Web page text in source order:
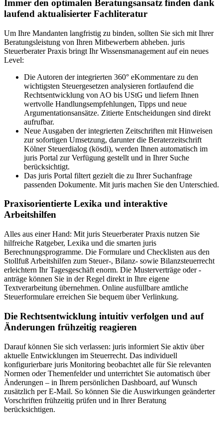
Immer den optimalen Beratungsansatz finden dank
laufend aktualisierter Fachliteratur
Um Ihre Mandanten langfristig zu binden, sollten Sie sich mit Ihrer
Beratungsleistung von Ihren Mitbewerbern abheben. juris
Steuerberater Praxis bringt Ihr Wissensmanagement auf ein neues
Level:
Die Autoren der integrierten 360° eKommentare zu den
wichtigsten Steuergesetzen analysieren fortlaufend die
Rechtsentwicklung von AO bis UStG und liefern Ihnen
wertvolle Handlungsempfehlungen, Tipps und neue
Argumentationsansätze. Zitierte Entscheidungen sind direkt
aufrufbar.
Neue Ausgaben der integrierten Zeitschriften mit Hinweisen
zur sofortigen Umsetzung, darunter die Beraterzeitschrift
Kölner Steuerdialog (kösdi), werden Ihnen automatisch im
juris Portal zur Verfügung gestellt und in Ihrer Suche
berücksichtigt.
Das juris Portal filtert gezielt die zu Ihrer Suchanfrage
passenden Dokumente. Mit juris machen Sie den Unterschied.
Praxisorientierte Lexika und interaktive
Arbeitshilfen
Alles aus einer Hand: Mit juris Steuerberater Praxis nutzen Sie
hilfreiche Ratgeber, Lexika und die smarten juris
Berechnungsprogramme. Die Formulare und Checklisten aus den
Stollfuß Arbeitshilfen zum Steuer-, Bilanz- sowie Bilanzsteuerrecht
erleichtern Ihr Tagesgeschäft enorm. Die Musterverträge oder -
anträge können Sie in der Regel direkt in Ihre eigene
Textverarbeitung übernehmen. Online ausfüllbare amtliche
Steuerformulare erreichen Sie bequem über Verlinkung.
Die Rechtsentwicklung intuitiv verfolgen und auf
Änderungen frühzeitig reagieren
Darauf können Sie sich verlassen: juris informiert Sie aktiv über
aktuelle Entwicklungen im Steuerrecht. Das individuell
konfigurierbare juris Monitoring beobachtet alle für Sie relevanten
Normen oder Themenfelder und unterrichtet Sie automatisch über
Änderungen – in Ihrem persönlichen Dashboard, auf Wunsch
zusätzlich per E-Mail. So können Sie die Auswirkungen geänderter
Vorschriften frühzeitig prüfen und in Ihrer Beratung
berücksichtigen.